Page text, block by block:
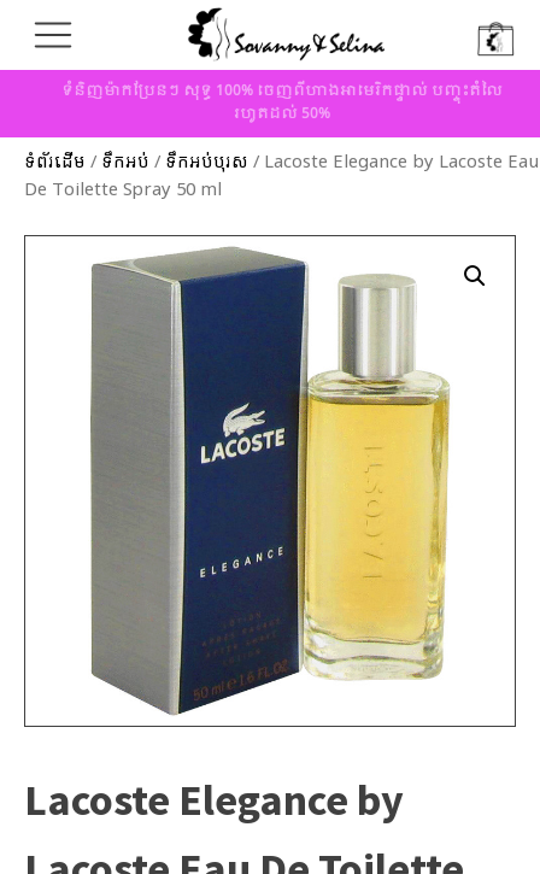
ទំនិញម៉ាកប្រែនៗ សុទ្ធ 100% ចេញពីហាងអាមេរិកផ្ទាល់ បញ្ចុះតំលៃ
រហូតដល់ 50%
ទំព័រដើម / ទឹកអប់ / ទឹកអប់បុរស / Lacoste Elegance by Lacoste Eau
De Toilette Spray 50 ml
Lacoste Elegance by